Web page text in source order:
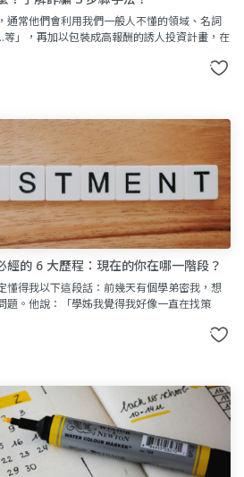
通常他們會利用我們一般人不懂的領域、名詞
」，再加以包裝成高報酬的誘人投資計畫，在
夠多的資金後，心懷
經的 6 大歷程：現在的你在哪一階段？
懂得我以下這段話：前幾天有個學弟密我，想
題。他說：「學姊我覺得我好像一直在找策
略，但學越多好像越迷惘，不知道該怎麼操